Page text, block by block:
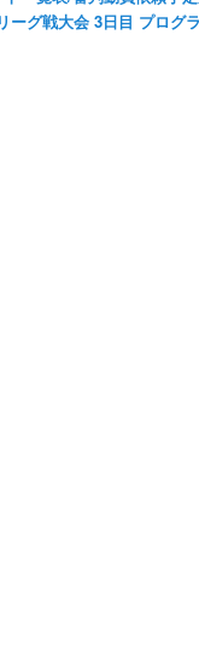
ーグ戦大会 3日目 プログ